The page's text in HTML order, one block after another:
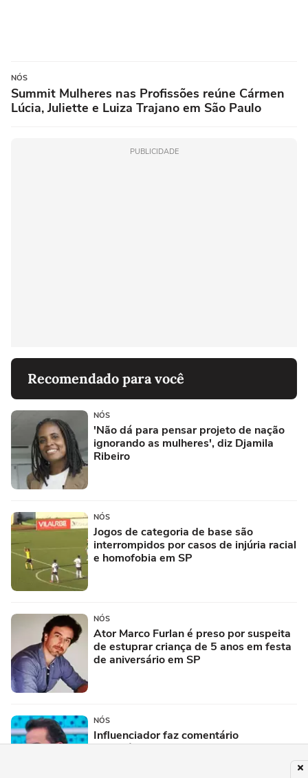
NÓS
Summit Mulheres nas Profissões reúne Cármen
Lúcia, Juliette e Luiza Trajano em São Paulo
PUBLICIDADE
Recomendado para você
NÓS
'Não dá para pensar projeto de nação
ignorando as mulheres', diz Djamila
Ribeiro
NÓS
Jogos de categoria de base são
interrompidos por casos de injúria racial
e homofobia em SP
NÓS
Ator Marco Furlan é preso por suspeita
de estuprar criança de 5 anos em festa
de aniversário em SP
NÓS
Influenciador faz comentário
homofóbico em programa de Ratinho